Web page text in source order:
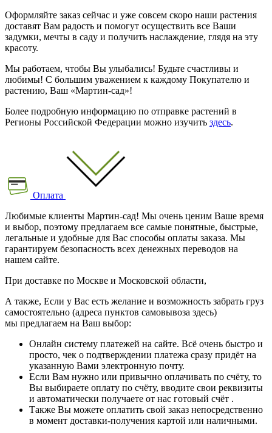
Оформляйте заказ сейчас и уже совсем скоро наши растения
доставят Вам радость и помогут осуществить все Ваши
задумки, мечты в саду и получить наслаждение, глядя на эту
красоту.
Мы работаем, чтобы Вы улыбались! Будьте счастливы и
любимы! С большим уважением к каждому Покупателю и
растению, Ваш «Мартин-сад»!
Более подробную информацию по отправке растений в
Регионы Российской Федерации можно изучить здесь.
Оплата
Любимые клиенты Мартин-сад! Мы очень ценим Ваше время
и выбор, поэтому предлагаем все самые понятные, быстрые,
легальные и удобные для Вас способы оплаты заказа. Мы
гарантируем безопасность всех денежных переводов на
нашем сайте.
При доставке по Москве и Московской области,
А также, Если у Вас есть желание и возможность забрать груз
самостоятельно (адреса пунктов самовывоза здесь)
мы предлагаем на Ваш выбор:
Онлайн систему платежей на сайте. Всё очень быстро и
просто, чек о подтверждении платежа сразу придёт на
указанную Вами электронную почту.
Если Вам нужно или привычно оплачивать по счёту, то
Вы выбираете оплату по счёту, вводите свои реквизиты
и автоматически получаете от нас готовый счёт .
Также Вы можете оплатить свой заказ непосредственно
в момент доставки-получения картой или наличными.